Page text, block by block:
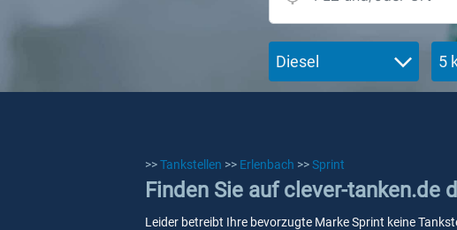
Diesel 5
>>Tankstellen >> Erlenbach >>Sprint
Finden Sie auf clever-tanken.de
Leider betreibt Ihre bevorzugte Marke Sprint keine